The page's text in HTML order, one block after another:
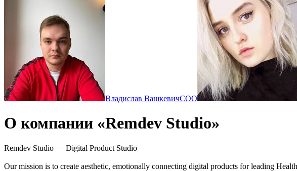
Владислав ВашкевичCOO
О компании «Remdev Studio»
Remdev Studio — Digital Product Studio
Our mission is to create aesthetic, emotionally connecting digital products for leading